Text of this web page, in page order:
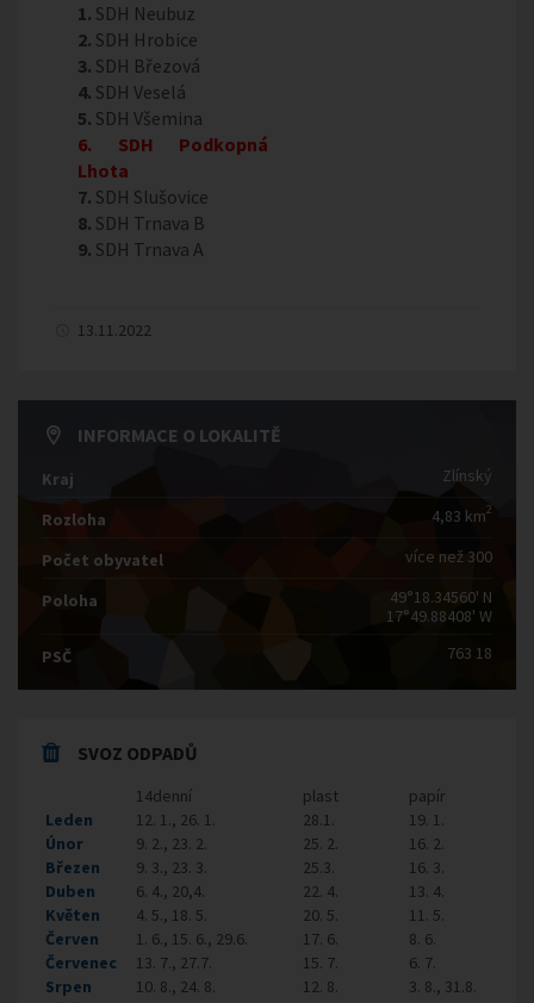
1. SDH Neubuz
2. SDH Hrobice
3. SDH Březová
4. SDH Veselá
5. SDH Všemina
6. SDH Podkopná
Lhota
7. SDH Slušovice
8. SDH Trnava B
9. SDH Trnava A
13.11.2022
INFORMACE O LOKALITĚ
Kraj Zlínský
Rozloha 4,83 km2
Počet obyvatel více než 300
Poloha
49°18.34560' N
17°49.88408' W
PSČ
763 18
SVOZ ODPADŮ
14denní plast
papír
Leden
12. 1., 26. 1. 28.1.
19. 1.
Únor
9. 2., 23. 2. 25. 2.
16. 2.
Březen
9. 3., 23. 3. 25.3.
16. 3.
Duben
6. 4., 20,4. 22. 4.
13. 4.
Květen
4. 5., 18. 5. 20. 5.
11. 5.
Červen
1. 6., 15. 6., 29.6. 17. 6.
8. 6.
Červenec
13. 7., 27.7. 15. 7.
6. 7.
Srpen
10. 8., 24. 8. 12. 8.
3. 8., 31.8.